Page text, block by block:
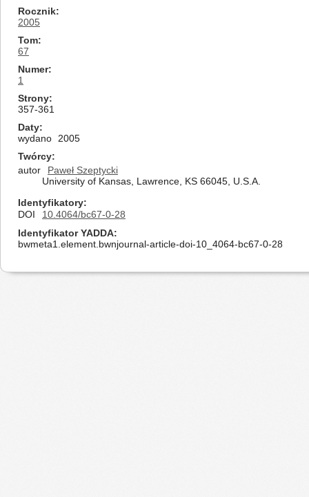
Rocznik
2005
Tom
67
Numer
1
Strony
357-361
Daty
wydano
2005
Twórcy
autor
Paweł Szeptycki
University of Kansas, Lawrence, KS 66045, U.S.A.
Identyfikatory
DOI
10.4064/bc67-0-28
Identyfikator YADDA
bwmeta1.element.bwnjournal-article-doi-10_4064-bc67-0-28